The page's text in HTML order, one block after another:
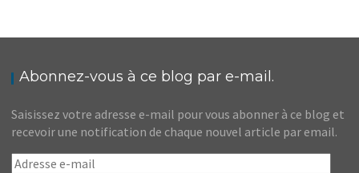
Abonnez-vous à ce blog par e-mail.
Saisissez votre adresse e-mail pour vous abonner à ce blog et
recevoir une notification de chaque nouvel article par email.
Adresse